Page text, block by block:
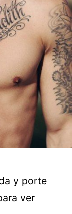
y porte
ver